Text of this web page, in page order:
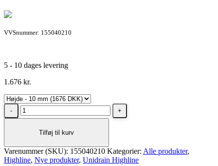
VVSnummer: 155040210
5 - 10 dages levering
1.676 kr.
Unidrain
HighLine
1200/10
Børstet
stål
Tilføj til kurv
Varenummer (SKU): 155040210 Kategorier: Alle produkter,
Highline, Nye produkter, Unidrain Highline